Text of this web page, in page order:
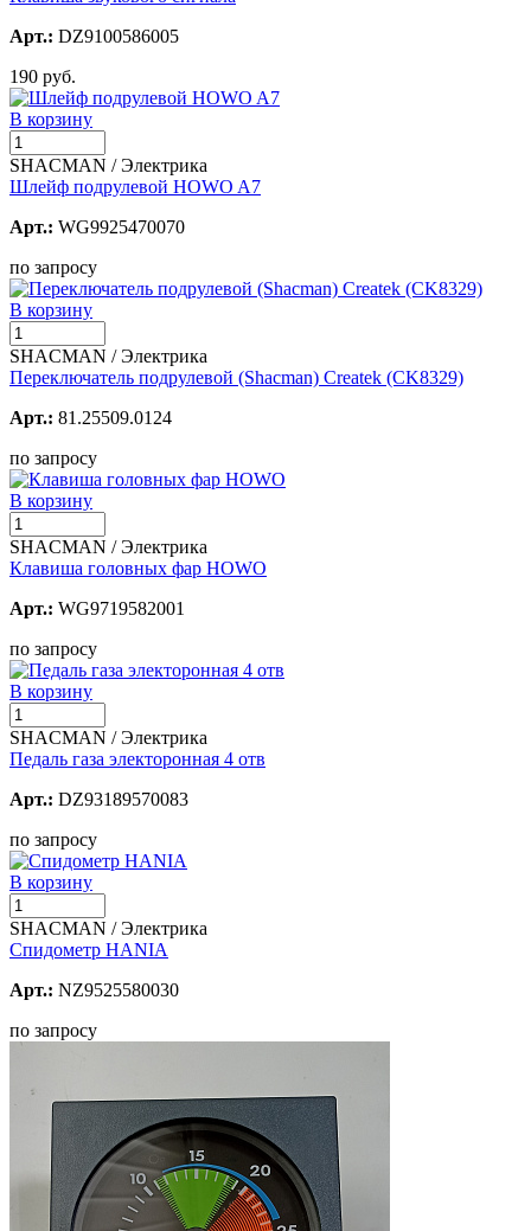
Арт.: DZ9100586005
190 руб.
В корзину
SHACMAN / Электрика
Шлейф подрулевой HOWO A7
Арт.: WG9925470070
по запросу
В корзину
SHACMAN / Электрика
Переключатель подрулевой (Shacman) Createk (CK8329)
Арт.: 81.25509.0124
по запросу
В корзину
SHACMAN / Электрика
Клавиша головных фар HOWO
Арт.: WG9719582001
по запросу
В корзину
SHACMAN / Электрика
Педаль газа электоронная 4 отв
Арт.: DZ93189570083
по запросу
В корзину
SHACMAN / Электрика
Спидометр HANIA
Арт.: NZ9525580030
по запросу